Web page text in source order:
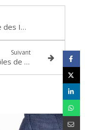
Disparition programmée des IBOR
Suivant
Comment se déroule les contrôles de la répression des fraudes (DGCCRF) ?